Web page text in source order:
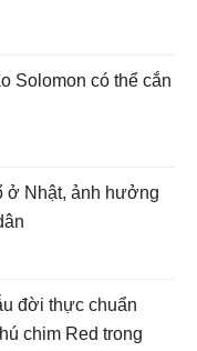
Solomon có thể cắn
ở Nhật, ảnh hưởng
đời thực chuẩn
chim Red trong